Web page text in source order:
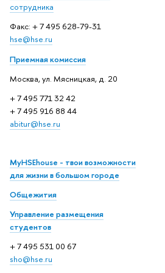
сотрудника
Факс: + 7 495 628-79-31
hse@hse.ru
Приемная комиссия
Москва, ул. Мясницкая, д. 20
+ 7 495 771 32 42
+ 7 495 916 88 44
abitur@hse.ru
MyHSEhouse - твои возможности
для жизни в большом городе
Общежития
Управление размещения
студентов
+ 7 495 531 00 67
sho@hse.ru